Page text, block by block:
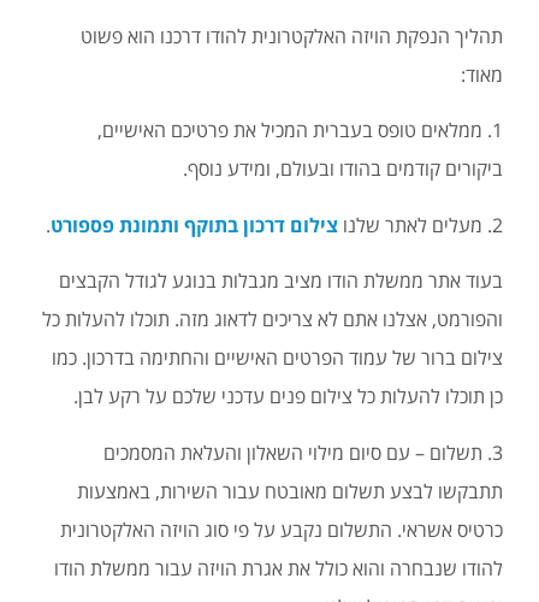
תהליך הנפקת הויזה האלקטרונית להודו דרכנו הוא פשוט
מאוד:
1. ממלאים טופס בעברית המכיל את פרטיכם האישיים,
ביקורים קודמים בהודו ובעולם, ומידע נוסף.
2. מעלים לאתר שלנו צילום דרכון בתוקף ותמונת פספורט.
בעוד אתר ממשלת הודו מציב מגבלות בנוגע לגודל הקבצים
והפורמט, אצלנו אתם לא צריכים לדאוג מזה. תוכלו להעלות כל
צילום ברור של עמוד הפרטים האישיים והחתימה בדרכון. כמו
כן תוכלו להעלות כל צילום פנים עדכני שלכם על רקע לבן.
3. תשלום – עם סיום מילוי השאלון והעלאת המסמכים
תתבקשו לבצע תשלום מאובטח עבור השירות, באמצעות
כרטיס אשראי. התשלום נקבע על פי סוג הויזה האלקטרונית
להודו שנבחרה והוא כולל את אגרת הויזה עבור ממשלת הודו